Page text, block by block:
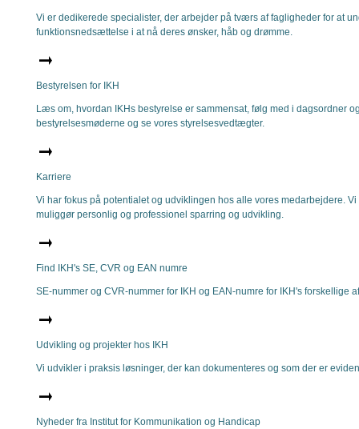
Vi er dedikerede specialister, der arbejder på tværs af fagligheder for at
funktionsnedsættelse i at nå deres ønsker, håb og drømme.
Bestyrelsen for IKH
Læs om, hvordan IKHs bestyrelse er sammensat, følg med i dagsordner
bestyrelsesmøderne og se vores styrelsesvedtægter.
Karriere
Vi har fokus på potentialet og udviklingen hos alle vores medarbejdere.
muliggør personlig og professionel sparring og udvikling.
Find IKH's SE, CVR og EAN numre
SE-nummer og CVR-nummer for IKH og EAN-numre for IKH's forskellige
Udvikling og projekter hos IKH
Vi udvikler i praksis løsninger, der kan dokumenteres og som der er
Nyheder fra Institut for Kommunikation og Handicap